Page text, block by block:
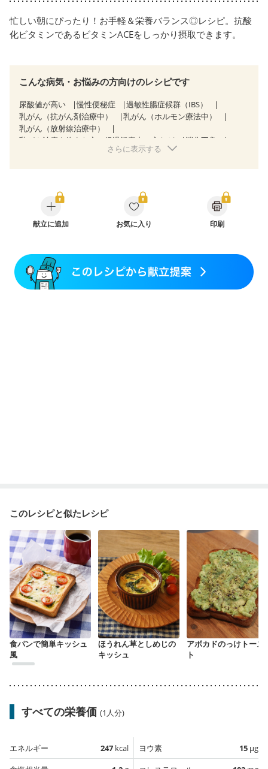
忙しい朝にぴったり！お手軽＆栄養バランス◎レシピ。抗酸
化ビタミンであるビタミンACEをしっかり摂取できます。
こんな病気・お悩みの方向けのレシピです
尿酸値が高い 慢性便秘症
過敏性腸症候群（IBS）
乳がん（抗がん剤治療中）
乳がん（ホルモン療法中）
乳がん（放射線治療中）
乳がん治療を終えた方・経過観察中の方など
消化不良
妊婦健診・体重増加が気になる（初期）
産後（ミルク）
骨粗しょう症
関節リウマチ
フレイル（年齢に合わせた体作り）
貧血対策
ニキビ・肌荒れ
更年期
さらに表示する
献立に追加 お気に入り 印刷
このレシピと似たレシピ
食パンで簡単キッシュ
風
ほうれん草としめじの
キッシュ
アボカドのっけトース
ト
すべての栄養価 (1人分)
エネルギー 247 kcal
ヨウ素 15 µg